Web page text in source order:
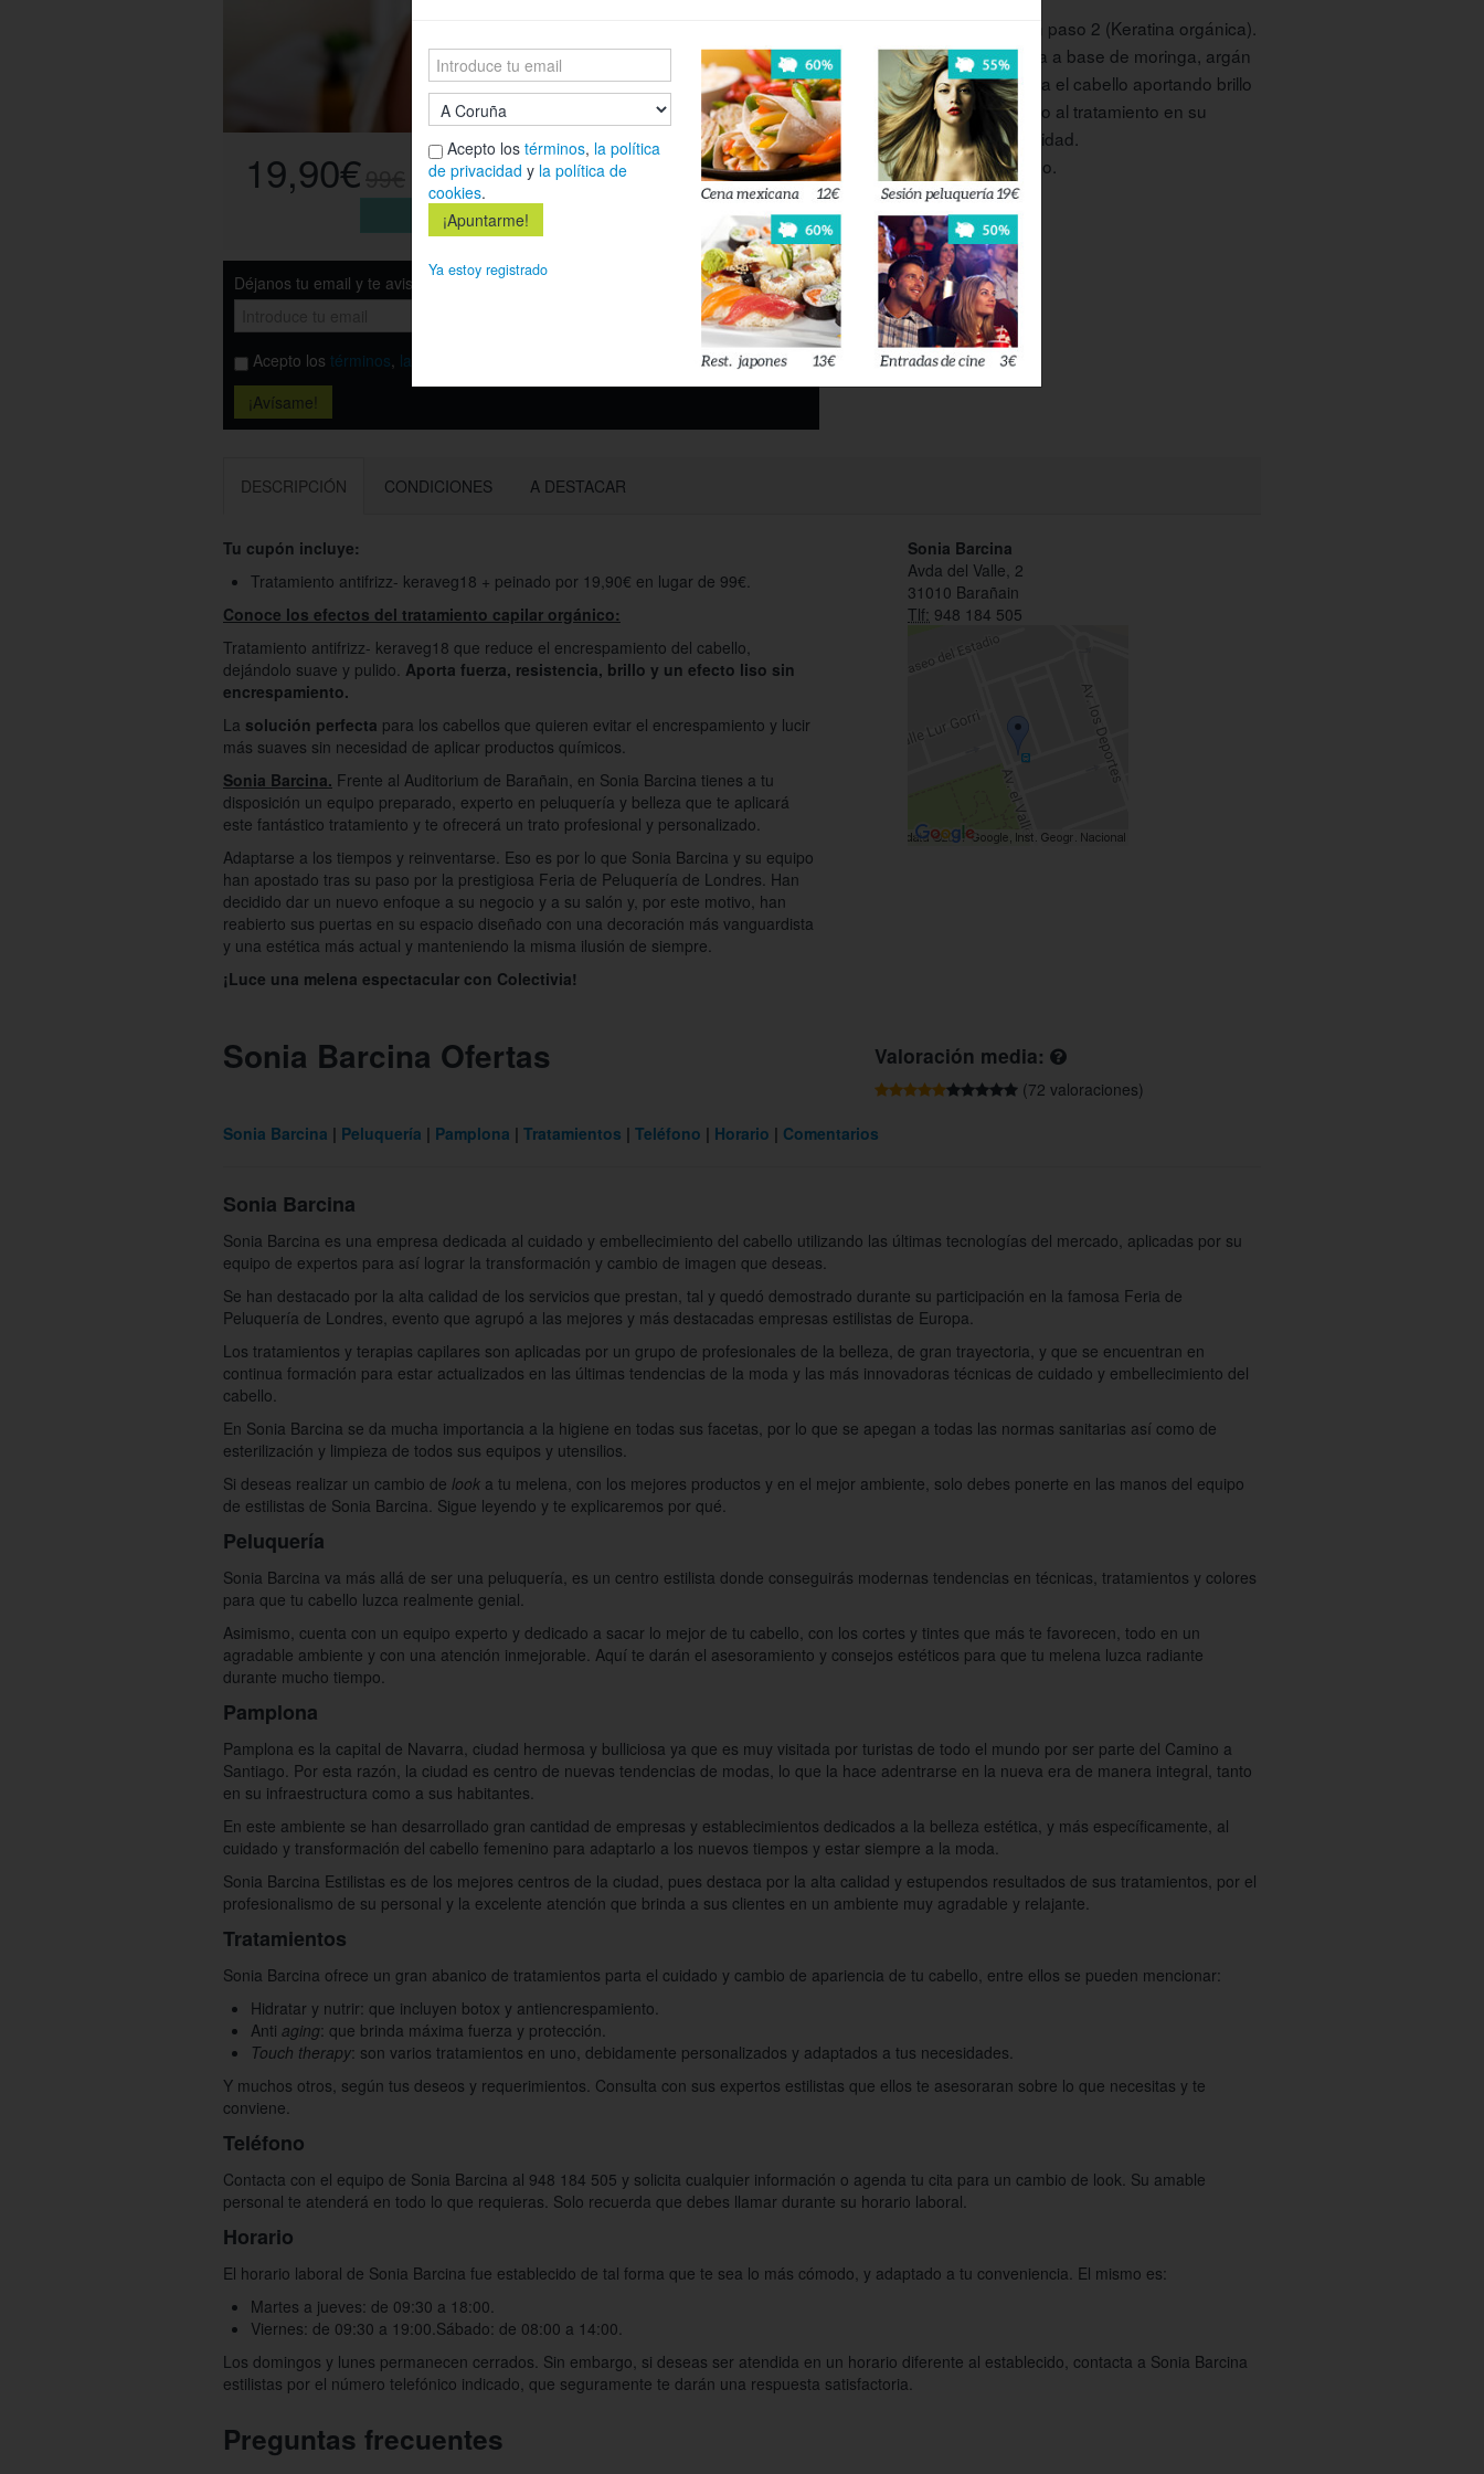
19,90€ 80%
Esta oferta ya no está activa
Déjanos tu email y te avisamos cuando esté disponible
Acepto los términos, la política de privacidad la política de cookies.
Aclarado y aplicación paso 2 (Keratina orgánica).
Tratamiento ayurveda a base de moringa, argán
y ámbar que recupera el cabello aportando brillo
y firmeza, y ayudando al tratamiento en su
duración y penetrabilidad.
Para finalizar: peinado.
DESCRIPCIÓN CONDICIONES A DESTACAR
Tu cupón incluye:
Tratamiento antifrizz- keraveg18 + peinado por 19,90€ en lugar de 99€.
Conoce los efectos del tratamiento capilar orgánico:
Tratamiento antifrizz- keraveg18 que reduce el encrespamiento del cabello,
dejándolo suave y pulido. Aporta fuerza, resistencia, brillo y un efecto liso sin
encrespamiento.
La solución perfecta para los cabellos que quieren evitar el encrespamiento y lucir
más suaves sin necesidad de aplicar productos químicos.
Sonia Barcina. Frente al Auditorium de Barañain, en Sonia Barcina tienes a tu
disposición un equipo preparado, experto en peluquería y belleza que te aplicará
este fantástico tratamiento y te ofrecerá un trato profesional y personalizado.
Adaptarse a los tiempos y reinventarse. Eso es por lo que Sonia Barcina y su equipo
han apostado tras su paso por la prestigiosa Feria de Peluquería de Londres. Han
decidido dar un nuevo enfoque a su negocio y a su salón y, por este motivo, han
reabierto sus puertas en su espacio diseñado con una decoración más vanguardista
y una estética más actual y manteniendo la misma ilusión de siempre.
¡Luce una melena espectacular con Colectivia!
Sonia Barcina
Avda del Valle, 2
31010 Barañain
Tlf: 948 184 505
Sonia Barcina Ofertas Valoración media:
(72 valoraciones)
Sonia Barcina
Peluquería Pamplona Tratamientos Teléfono Horario Comentarios
Sonia Barcina
Sonia Barcina es una empresa dedicada al cuidado y embellecimiento del cabello utilizando las últimas tecnologías del mercado, aplicadas por su
equipo de expertos para así lograr la transformación y cambio de imagen que deseas.
Se han destacado por la alta calidad de los servicios que prestan, tal y quedó demostrado durante su participación en la famosa Feria de
Peluquería de Londres, evento que agrupó a las mejores y más destacadas empresas estilistas de Europa.
Los tratamientos y terapias capilares son aplicadas por un grupo de profesionales de la belleza, de gran trayectoria, y que se encuentran en
continua formación para estar actualizados en las últimas tendencias de la moda y las más innovadoras técnicas de cuidado y embellecimiento del
cabello.
En Sonia Barcina se da mucha importancia a la higiene en todas sus facetas, por lo que se apegan a todas las normas sanitarias así como de
esterilización y limpieza de todos sus equipos y utensilios.
Si deseas realizar un cambio de look a tu melena, con los mejores productos y en el mejor ambiente, solo debes ponerte en las manos del equipo
de estilistas de Sonia Barcina. Sigue leyendo y te explicaremos por qué.
Peluquería
Sonia Barcina va más allá de ser una peluquería, es un centro estilista donde conseguirás modernas tendencias en técnicas, tratamientos y colores
para que tu cabello luzca realmente genial.
Asimismo, cuenta con un equipo experto y dedicado a sacar lo mejor de tu cabello, con los cortes y tintes que más te favorecen, todo en un
agradable ambiente y con una atención inmejorable. Aquí te darán el asesoramiento y consejos estéticos para que tu melena luzca radiante
durante mucho tiempo.
Pamplona
Pamplona es la capital de Navarra, ciudad hermosa y bulliciosa ya que es muy visitada por turistas de todo el mundo por ser parte del Camino a
Santiago. Por esta razón, la ciudad es centro de nuevas tendencias de modas, lo que la hace adentrarse en la nueva era de manera integral, tanto
en su infraestructura como a sus habitantes.
En este ambiente se han desarrollado gran cantidad de empresas y establecimientos dedicados a la belleza estética, y más específicamente, al
cuidado y transformación del cabello femenino para adaptarlo a los nuevos tiempos y estar siempre a la moda.
Sonia Barcina Estilistas es de los mejores centros de la ciudad, pues destaca por la alta calidad y estupendos resultados de sus tratamientos, por el
profesionalismo de su personal y la excelente atención que brinda a sus clientes en un ambiente muy agradable y relajante.
Tratamientos
Sonia Barcina ofrece un gran abanico de tratamientos parta el cuidado y cambio de apariencia de tu cabello, entre ellos se pueden mencionar:
Hidratar y nutrir: que incluyen botox y antiencrespamiento.
Anti aging: que brinda máxima fuerza y protección.
Touch therapy: son varios tratamientos en uno, debidamente personalizados y adaptados a tus necesidades.
Y muchos otros, según tus deseos y requerimientos. Consulta con sus expertos estilistas que ellos te asesoraran sobre lo que necesitas y te
conviene.
Teléfono
Contacta con el equipo de Sonia Barcina al 948 184 505 y solicita cualquier información o agenda tu cita para un cambio de look. Su amable
personal te atenderá en todo lo que requieras. Solo recuerda que debes llamar durante su horario laboral.
Horario
El horario laboral de Sonia Barcina fue establecido de tal forma que te sea lo más cómodo, y adaptado a tu conveniencia. El mismo es:
Martes a jueves: de 09:30 a 18:00.
Viernes: de 09:30 a 19:00.Sábado: de 08:00 a 14:00.
Los domingos y lunes permanecen cerrados. Sin embargo, si deseas ser atendida en un horario diferente al establecido, contacta a Sonia Barcina
estilistas por el número telefónico indicado, que seguramente te darán una respuesta satisfactoria.
Preguntas frecuentes
Acepto los términos, la política
de privacidad y la política de
cookies.
Ya estoy registrado